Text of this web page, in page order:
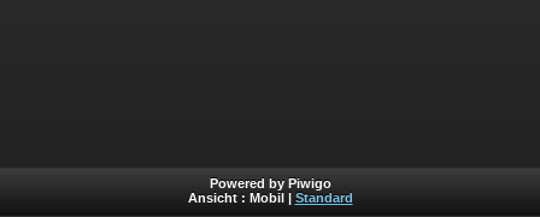
Powered by Piwigo
Ansicht : Mobil Standard